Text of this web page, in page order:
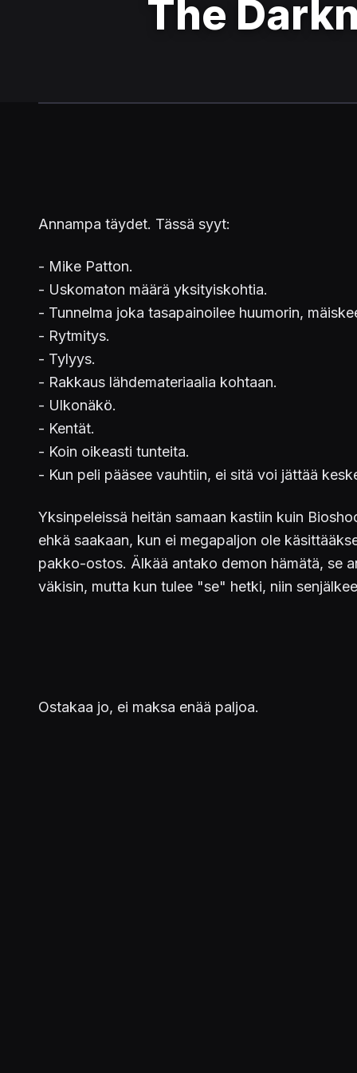
The
Annampa täydet. Tässä syyt:
- Mike Patton.
- Uskomaton määrä yksityiskohtia.
- Tunnelma joka tasapainoilee huumorin,
- Rytmitys.
- Tylyys.
- Rakkaus lähdemateriaalia kohtaan.
- Ulkonäkö.
- Kentät.
- Koin oikeasti tunteita.
- Kun peli pääsee vauhtiin, ei sitä voi jättää
Yksinpeleissä heitän samaan kastiin kuin
ehkä saakaan, kun ei megapaljon ole
pakko-ostos. Älkää antako demon hämätä, se
väkisin, mutta kun tulee "se" hetki, niin
Ostakaa jo, ei maksa enää paljoa.